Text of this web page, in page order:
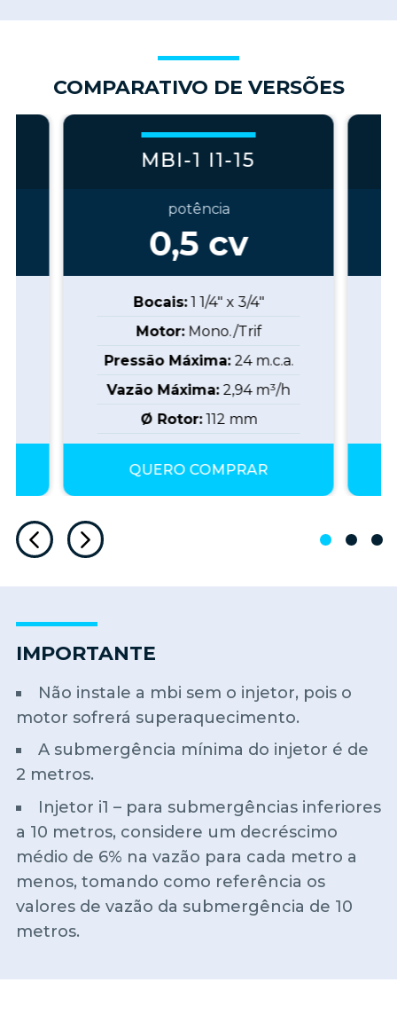
COMPARATIVO DE VERSÕES
MBI-1 I1-15
potência
0,5 cv
Bocais: 1 1/4" x 3/4"
Motor: Mono./Trif
Pressão Máxima: 24m.c.a.
Vazão Máxima: 2,94m³/h
Ø Rotor: 112 mm
QUERO COMPRAR
IMPORTANTE
Não instale a mbi sem o injetor, pois o
motor sofrerá superaquecimento.
A submergência mínima do injetor é de
2 metros.
Injetor i1 – para submergências inferiores
a 10 metros, considere um decréscimo
médio de 6% na vazão para cada metro a
menos, tomando como referência os
valores de vazão da submergência de 10
metros.